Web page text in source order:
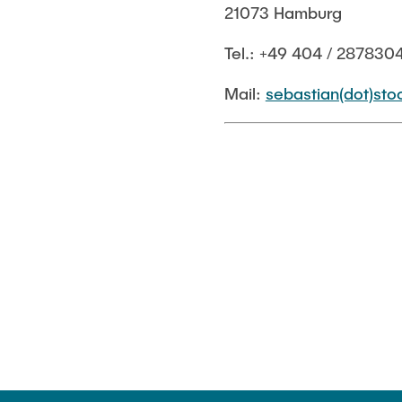
21073 Hamburg
Tel.: +49 404 /
Mail: